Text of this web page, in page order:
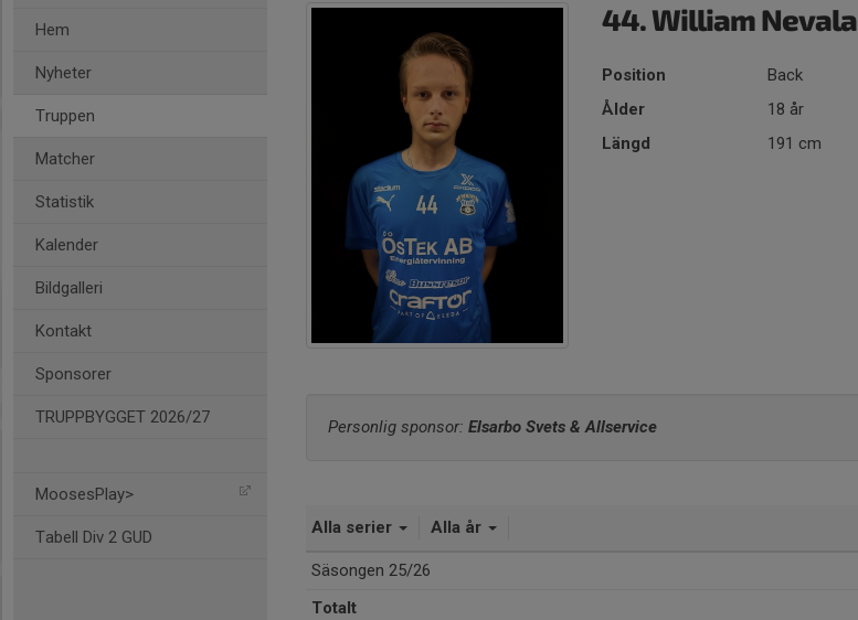
Hem
Nyheter
Truppen
Matcher
Statistik
Kalender
Bildgalleri
Kontakt
Sponsorer
TRUPPBYGGET 2026/27
MoosesPlay>
Tabell Div 2 GUD
44. William Nevala
Position
Back
Ålder
18 år
Längd
191 cm
Personlig sponsor: Elsarbo Svets & Allservice
Alla serier Alla år
Säsongen 25/26
Totalt